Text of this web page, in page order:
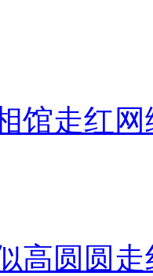
馆走红网
高圆圆走